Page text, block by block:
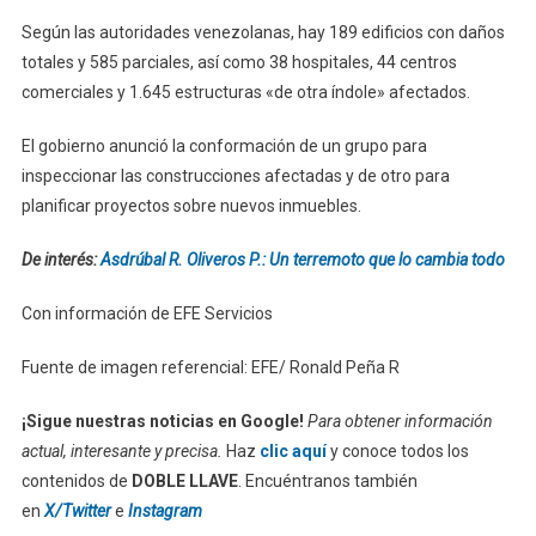
Según las autoridades venezolanas, hay 189 edificios con daños
totales y 585 parciales, así como 38 hospitales, 44 centros
comerciales y 1.645 estructuras «de otra índole» afectados.
El gobierno anunció la conformación de un grupo para
inspeccionar las construcciones afectadas y de otro para
planificar proyectos sobre nuevos inmuebles.
De interés:Asdrúbal R. Oliveros P.: Un terremoto que lo cambia todo
Con información de EFE Servicios
Fuente de imagen referencial: EFE/ Ronald Peña R
¡Sigue nuestras noticias en Google! Para obtener información
actual, interesante y precisa. Haz clic aquíy conoce todos los
contenidos de DOBLE LLAVE. Encuéntranos también
enX/Twittere Instagram